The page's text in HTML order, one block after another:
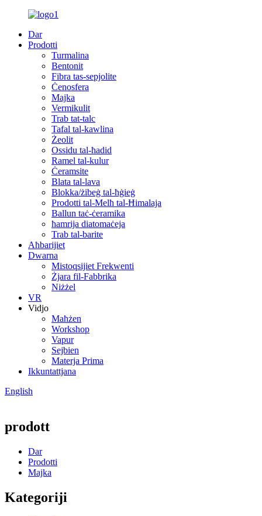
Dar
Prodotti
Turmalina
Bentonit
Fibra tas-sepjolite
Ċenosfera
Majka
Vermikulit
Trab tat-talc
Tafal tal-kawlina
Żeolit
Ossidu tal-ħadid
Ramel tal-kulur
Ċeramsite
Blata tal-lava
Blokka/żibeġ tal-ħġieġ
Prodotti tal-Melħ tal-Ħimalaja
Ballun taċ-ċeramika
ħamrija diatomaċeja
Trab tal-barite
Aħbarijiet
Dwarna
Mistoqsijiet Frekwenti
Żjara fil-Fabbrika
Niżżel
VR
Vidjo
Maħżen
Workshop
Vapur
Sejbien
Materja Prima
Ikkuntattjana
English
prodott
Dar
Prodotti
Majka
Kategoriji